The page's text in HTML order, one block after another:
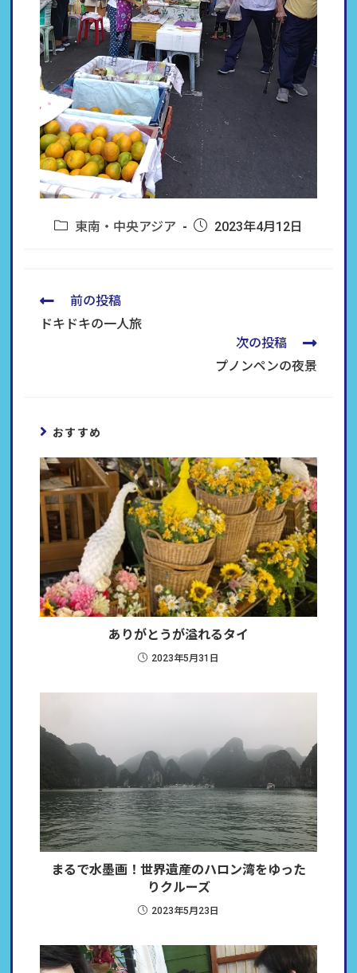
東南・中央アジア 2023年4月12日
前の投稿
ドキドキの一人旅
次の投稿
プノンペンの夜景
おすすめ
ありがとうが溢れるタイ
2023年5月31日
まるで水墨画！世界遺産のハロン湾をゆった
りクルーズ
2023年5月23日